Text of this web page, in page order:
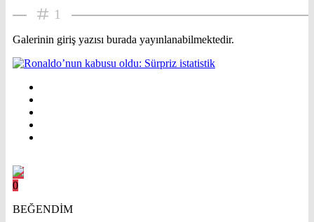
1
Galerinin giriş yazısı burada yayınlanabilmektedir.
0
BEĞENDİM